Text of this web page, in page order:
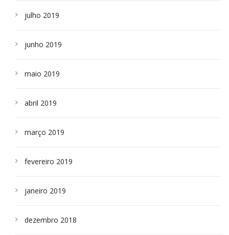
julho 2019
junho 2019
maio 2019
abril 2019
março 2019
fevereiro 2019
janeiro 2019
dezembro 2018